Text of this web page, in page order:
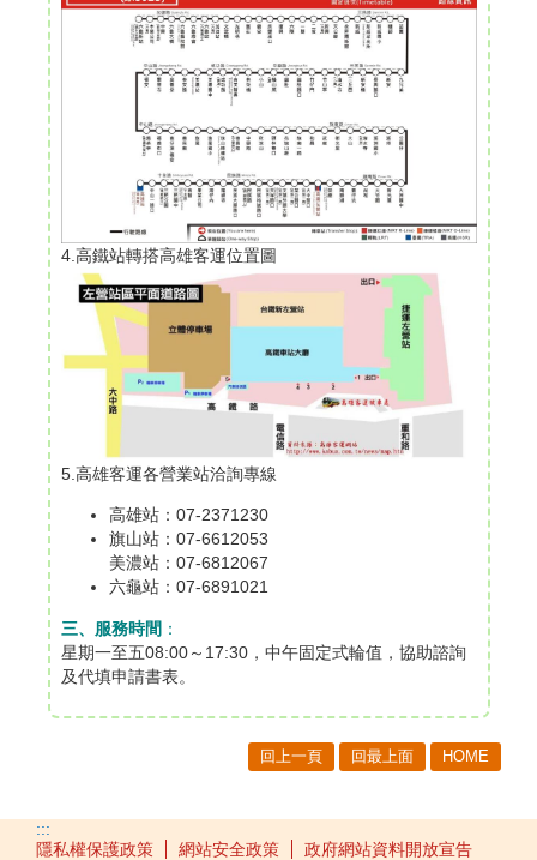
4.高鐵站轉搭高雄客運位置圖
5.高雄客運各營業站洽詢專線
高雄站：07-2371230
旗山站：07-6612053
美濃站：07-6812067
六龜站：07-6891021
三、服務時間 ：
星期一至五08:00～17:30，中午固定式輪值，協助諮詢
及代填申請書表。
回上一頁 回最上面 HOME
:::
隱私權保護政策
網站安全政策 政府網站資料開放宣告